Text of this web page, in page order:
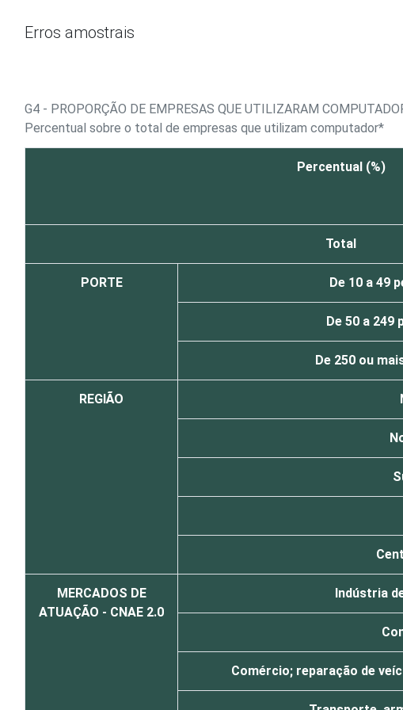
Erros amostrais
G4 - PROPORÇÃO DE EMPRESAS QUE UTILIZARAM
Percentual sobre o total de empresas que utilizam computador*
Percentual (%)
Total
PORTE De 10 a 49
De 50 a 249
De 250 ou
REGIÃO
MERCADOS DE
ATUAÇÃO - CNAE 2.0
Indústria
Comércio; reparação de